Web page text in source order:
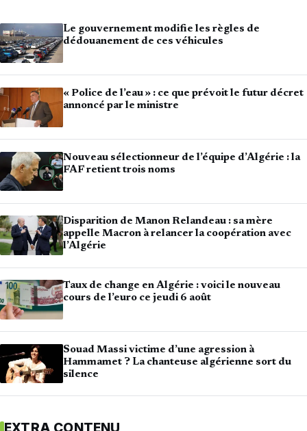
Le gouvernement modifie les règles de
dédouanement de ces véhicules
« Police de l’eau » : ce que prévoit le futur décret
annoncé par le ministre
Nouveau sélectionneur de l’équipe d’Algérie : la
FAF retient trois noms
Disparition de Manon Relandeau : sa mère
appelle Macron à relancer la coopération avec
l’Algérie
Taux de change en Algérie : voici le nouveau
cours de l’euro ce jeudi 6 août
Souad Massi victime d’une agression à
Hammamet ? La chanteuse algérienne sort du
silence